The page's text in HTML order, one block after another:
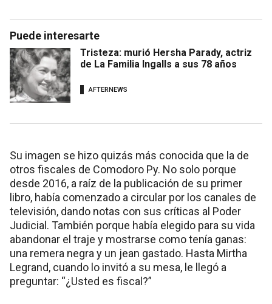
Puede interesarte
Tristeza: murió Hersha Parady, actriz
de La Familia Ingalls a sus 78 años
AFTERNEWS
Su imagen se hizo quizás más conocida que la de
otros fiscales de Comodoro Py. No solo porque
desde 2016, a raíz de la publicación de su primer
libro, había comenzado a circular por los canales de
televisión, dando notas con sus críticas al Poder
Judicial. También porque había elegido para su vida
abandonar el traje y mostrarse como tenía ganas:
una remera negra y un jean gastado. Hasta Mirtha
Legrand, cuando lo invitó a su mesa, le llegó a
preguntar: “¿Usted es fiscal?”